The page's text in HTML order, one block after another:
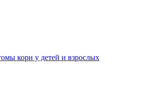
кори у детей и взрослых